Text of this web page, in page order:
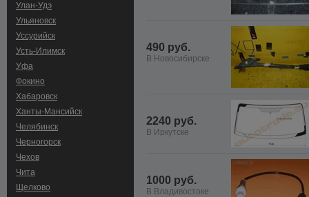
Улан-Удэ
Ульяновск
Уссурийск
Усть-Илимск
Уфа
Фокино
Хабаровск
Ханты-Мансийск
Челябинск
Черногорск
Чехов
Чита
Щелково
490 руб.
В Новосибирске
2240 руб.
В Иркутске
1000 руб.
В Владивостоке